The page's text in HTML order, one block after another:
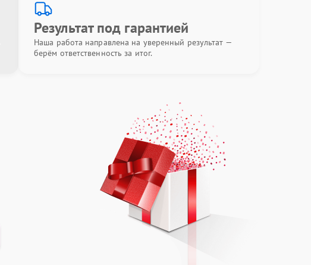
Результат под гарантией
Наша работа направлена на уверенный результат —
берём ответственность за итог.